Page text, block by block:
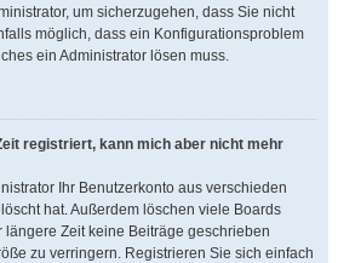
um sicherzugehen, dass Sie nicht
möglich, dass ein Konfigurationsproblem
ein Administrator lösen muss.
registriert, kann mich aber nicht mehr
Ihr Benutzerkonto aus verschieden
hat. Außerdem löschen viele Boards
längere Zeit keine Beiträge geschrieben
zu verringern. Registrieren Sie sich einfach